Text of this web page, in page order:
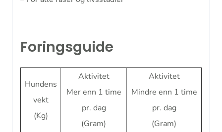
Foringsguide
Hundens
vekt
(Kg)
Aktivitet
Mer enn 1 time
pr. dag
(Gram)
Aktivitet
Mindre enn 1 time
pr. dag
(Gram)